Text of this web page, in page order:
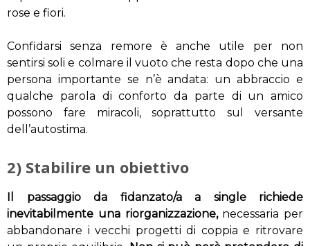
rose e fiori.
Confidarsi senza remore è anche utile per non
sentirsi soli e colmare il vuoto che resta dopo che una
persona importante se n’è andata: un abbraccio e
qualche parola di conforto da parte di un amico
possono fare miracoli, soprattutto sul versante
dell’autostima.
2) Stabilire un obiettivo
Il passaggio da fidanzato/a a single richiede
inevitabilmente una riorganizzazione,necessaria per
abbandonare i vecchi progetti di coppia e ritrovare